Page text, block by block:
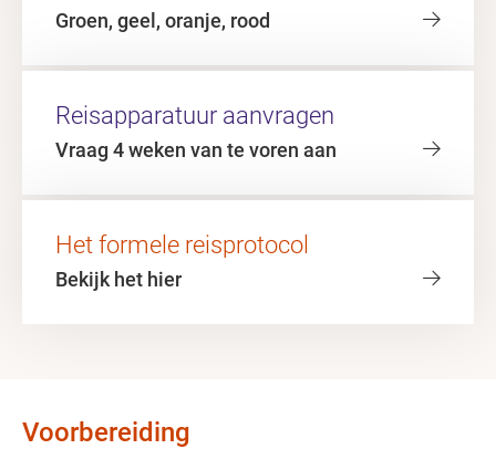
Groen, geel, oranje, rood
Reisapparatuur aanvragen
Vraag 4 weken van te voren aan
Het formele reisprotocol
Bekijk het hier
Voorbereiding